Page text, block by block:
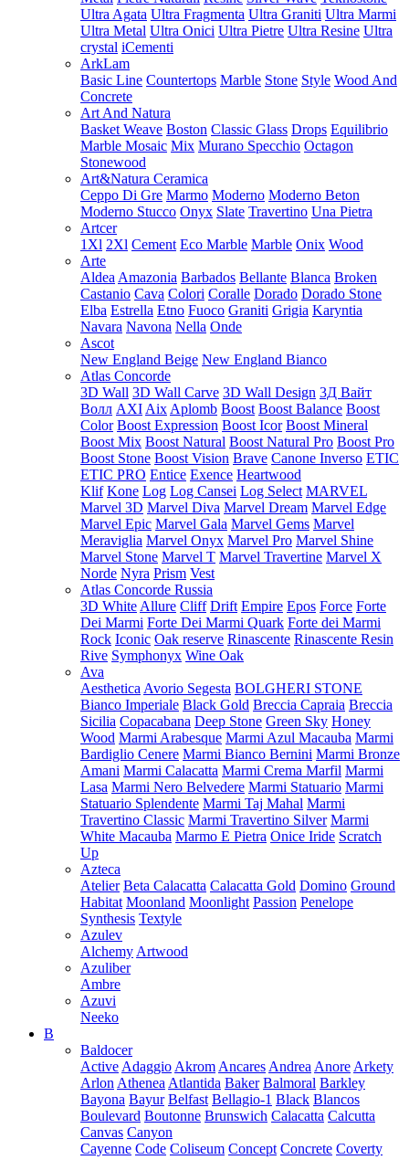
Ultra Agata Ultra Fragmenta Ultra Graniti Ultra Marmi
Ultra Metal Ultra Onici Ultra Pietre Ultra Resine Ultra
crystal iCementi
ArkLam
Basic Line Countertops Marble Stone Style Wood And
Concrete
Art And Natura
Basket Weave Boston Classic Glass Drops Equilibrio
Marble Mosaic Mix Murano Specchio Octagon
Stonewood
Art&Natura Ceramica
Ceppo Di Gre Marmo Moderno Moderno Beton
Moderno Stucco Onyx Slate Travertino Una Pietra
Artcer
1Xl 2Xl Cement Eco Marble Marble Onix Wood
Arte
Aldea Amazonia Barbados Bellante Blanca Broken
Castanio Cava Colori Coralle Dorado Dorado Stone
Elba Estrella Etno Fuoco Graniti Grigia Karyntia
Navara Navona Nella Onde
Ascot
New England Beige New England Bianco
Atlas Concorde
3D Wall 3D Wall Carve 3D Wall Design 3Д Вайт
Волл AXI Aix Aplomb Boost Boost Balance Boost
Color Boost Expression Boost Icor Boost Mineral
Boost Mix Boost Natural Boost Natural Pro Boost Pro
Boost Stone Boost Vision Brave Canone Inverso ETIC
ETIC PRO Entice Exence Heartwood
Klif Kone Log Log Cansei Log Select MARVEL
Marvel 3D Marvel Diva Marvel Dream Marvel Edge
Marvel Epic Marvel Gala Marvel Gems Marvel
Meraviglia Marvel Onyx Marvel Pro Marvel Shine
Marvel Stone Marvel T Marvel Travertine Marvel X
Norde Nyra Prism Vest
Atlas Concorde Russia
3D White Allure Cliff Drift Empire Epos Force Forte
Dei Marmi Forte Dei Marmi Quark Forte dei Marmi
Rock Iconic Oak reserve Rinascente Rinascente Resin
Rive Symphonyx Wine Oak
Ava
Aesthetica Avorio Segesta BOLGHERI STONE
Bianco Imperiale Black Gold Breccia Capraia Breccia
Sicilia Copacabana Deep Stone Green Sky Honey
Wood Marmi Arabesque Marmi Azul Macauba Marmi
Bardiglio Cenere Marmi Bianco Bernini Marmi Bronze
Amani Marmi Calacatta Marmi Crema Marfil Marmi
Lasa Marmi Nero Belvedere Marmi Statuario Marmi
Statuario Splendente Marmi Taj Mahal Marmi
Travertino Classic Marmi Travertino Silver Marmi
White Macauba Marmo E Pietra Onice Iride Scratch
Up
Azteca
Atelier Beta Calacatta Calacatta Gold Domino Ground
Habitat Moonland Moonlight Passion Penelope
Synthesis Textyle
Azulev
Alchemy Artwood
Azuliber
Ambre
Azuvi
Neeko
B
Baldocer
Active Adaggio Akrom Ancares Andrea Anore Arkety
Arlon Athenea Atlantida Baker Balmoral Barkley
Bayona Bayur Belfast Bellagio-1 Black Blancos
Boulevard Boutonne Brunswich Calacatta Calcutta
Canvas Canyon
Cayenne Code Coliseum Concept Concrete Coverty